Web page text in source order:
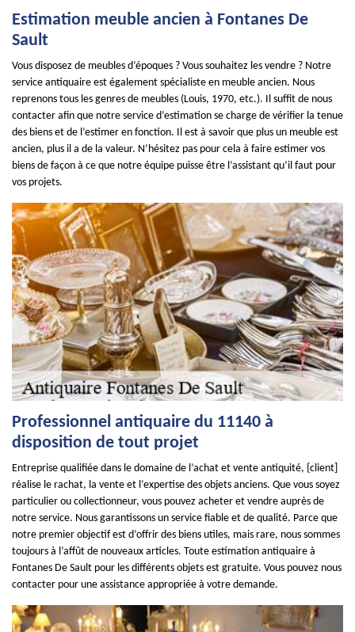
Estimation meuble ancien à Fontanes De
Sault
Vous disposez de meubles d’époques ? Vous souhaitez les vendre ? Notre
service antiquaire est également spécialiste en meuble ancien. Nous
reprenons tous les genres de meubles (Louis, 1970, etc.). Il suffit de nous
contacter afin que notre service d’estimation se charge de vérifier la tenue
des biens et de l’estimer en fonction. Il est à savoir que plus un meuble est
ancien, plus il a de la valeur. N’hésitez pas pour cela à faire estimer vos
biens de façon à ce que notre équipe puisse être l’assistant qu’il faut pour
vos projets.
Professionnel antiquaire du 11140 à
disposition de tout projet
Entreprise qualifiée dans le domaine de l’achat et vente antiquité, {client]
réalise le rachat, la vente et l’expertise des objets anciens. Que vous soyez
particulier ou collectionneur, vous pouvez acheter et vendre auprès de
notre service. Nous garantissons un service fiable et de qualité. Parce que
notre premier objectif est d’offrir des biens utiles, mais rare, nous sommes
toujours à l’affût de nouveaux articles. Toute estimation antiquaire à
Fontanes De Sault pour les différents objets est gratuite. Vous pouvez nous
contacter pour une assistance appropriée à votre demande.